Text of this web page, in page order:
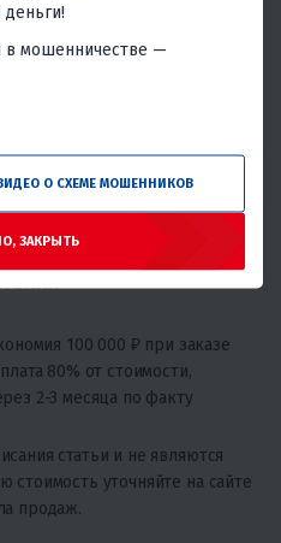
для охоты и рыбалки,
объезд угодий), загородных
для регулярного
локациях. Это
оптимальным соотношением
снаряд и не дешёвая игрушка,
расчётом на долгий срок
100 000 ₽ при заказе
80% от стоимости,
2-3 месяца по факту
статьи и не являются
стоимость уточняйте на сайте
продаж.
в мошенничестве —
О СХЕМЕ МОШЕННИКОВ
ЗАКРЫТЬ